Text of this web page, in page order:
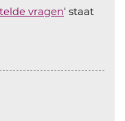
vragen' staat